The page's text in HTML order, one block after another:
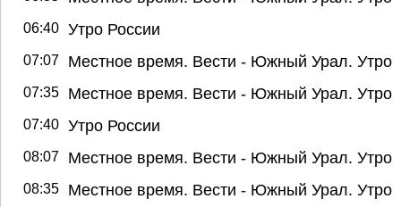
06:40 Утро России
07:07 Местное время. Вести - Южный Урал. Утро
07:35 Местное время. Вести - Южный Урал. Утро
07:40 Утро России
08:07 Местное время. Вести - Южный Урал. Утро
08:35 Местное время. Вести - Южный Урал. Утро